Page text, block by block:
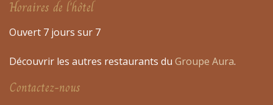
Horaires de l'hôtel
Ouvert 7 jours sur 7
Découvrir les autres restaurants du Groupe Aura.
Contactez-nous